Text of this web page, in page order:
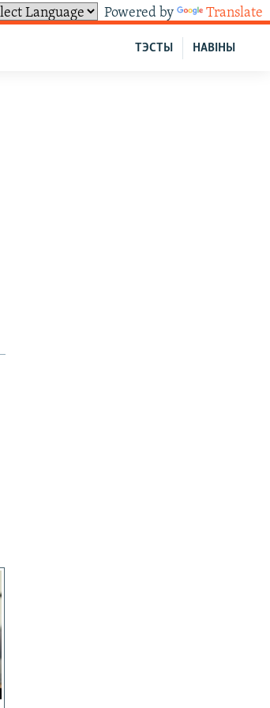
Powered by Translate
НАВІНЫ
ТЭСТЫ